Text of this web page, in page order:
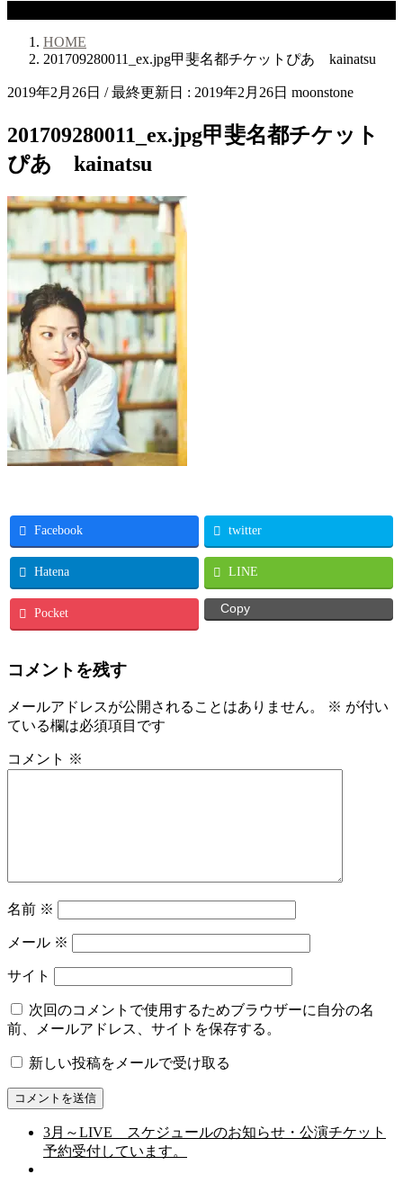
HOME
201709280011_ex.jpg甲斐名都チケットぴあ kainatsu
2019年2月26日 / 最終更新日 : 2019年2月26日 moonstone
201709280011_ex.jpg甲斐名都チケット
ぴあ kainatsu
Facebook twitter
Hatena LINE
Pocket Copy
コメントを残す
メールアドレスが公開されることはありません。 ※ が付い
ている欄は必須項目です
コメント ※
名前 ※
メール ※
サイト
次回のコメントで使用するためブラウザーに自分の名
前、メールアドレス、サイトを保存する。
新しい投稿をメールで受け取る
3月～LIVE スケジュールのお知らせ・公演チケット
予約受付しています。